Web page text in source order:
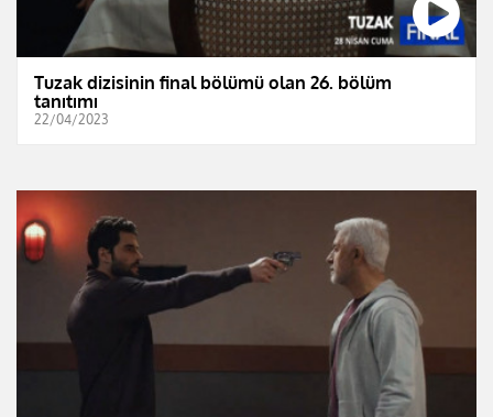
Tuzak dizisinin final bölümü olan 26. bölüm
tanıtımı
22/04/2023